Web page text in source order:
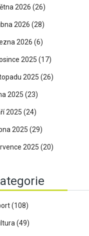
2026 (26)
2026 (28)
2026 (6)
2025 (17)
2025 (26)
2025 (23)
2025 (24)
2025 (29)
2025 (20)
(108)
(49)